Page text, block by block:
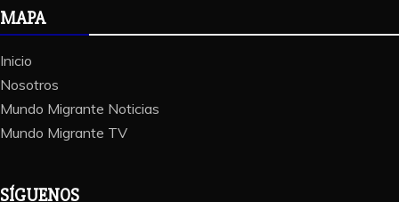
MAPA
Inicio
Nosotros
Mundo Migrante Noticias
Mundo Migrante TV
SÍGUENOS